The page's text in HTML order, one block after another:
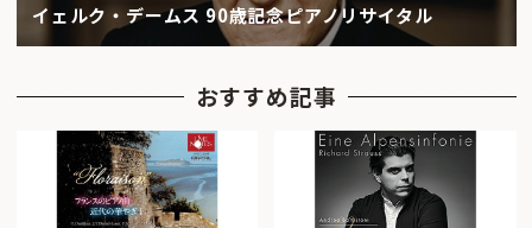
イェルク・デームス 90歳記念ピアノリサイタル
おすすめ記事